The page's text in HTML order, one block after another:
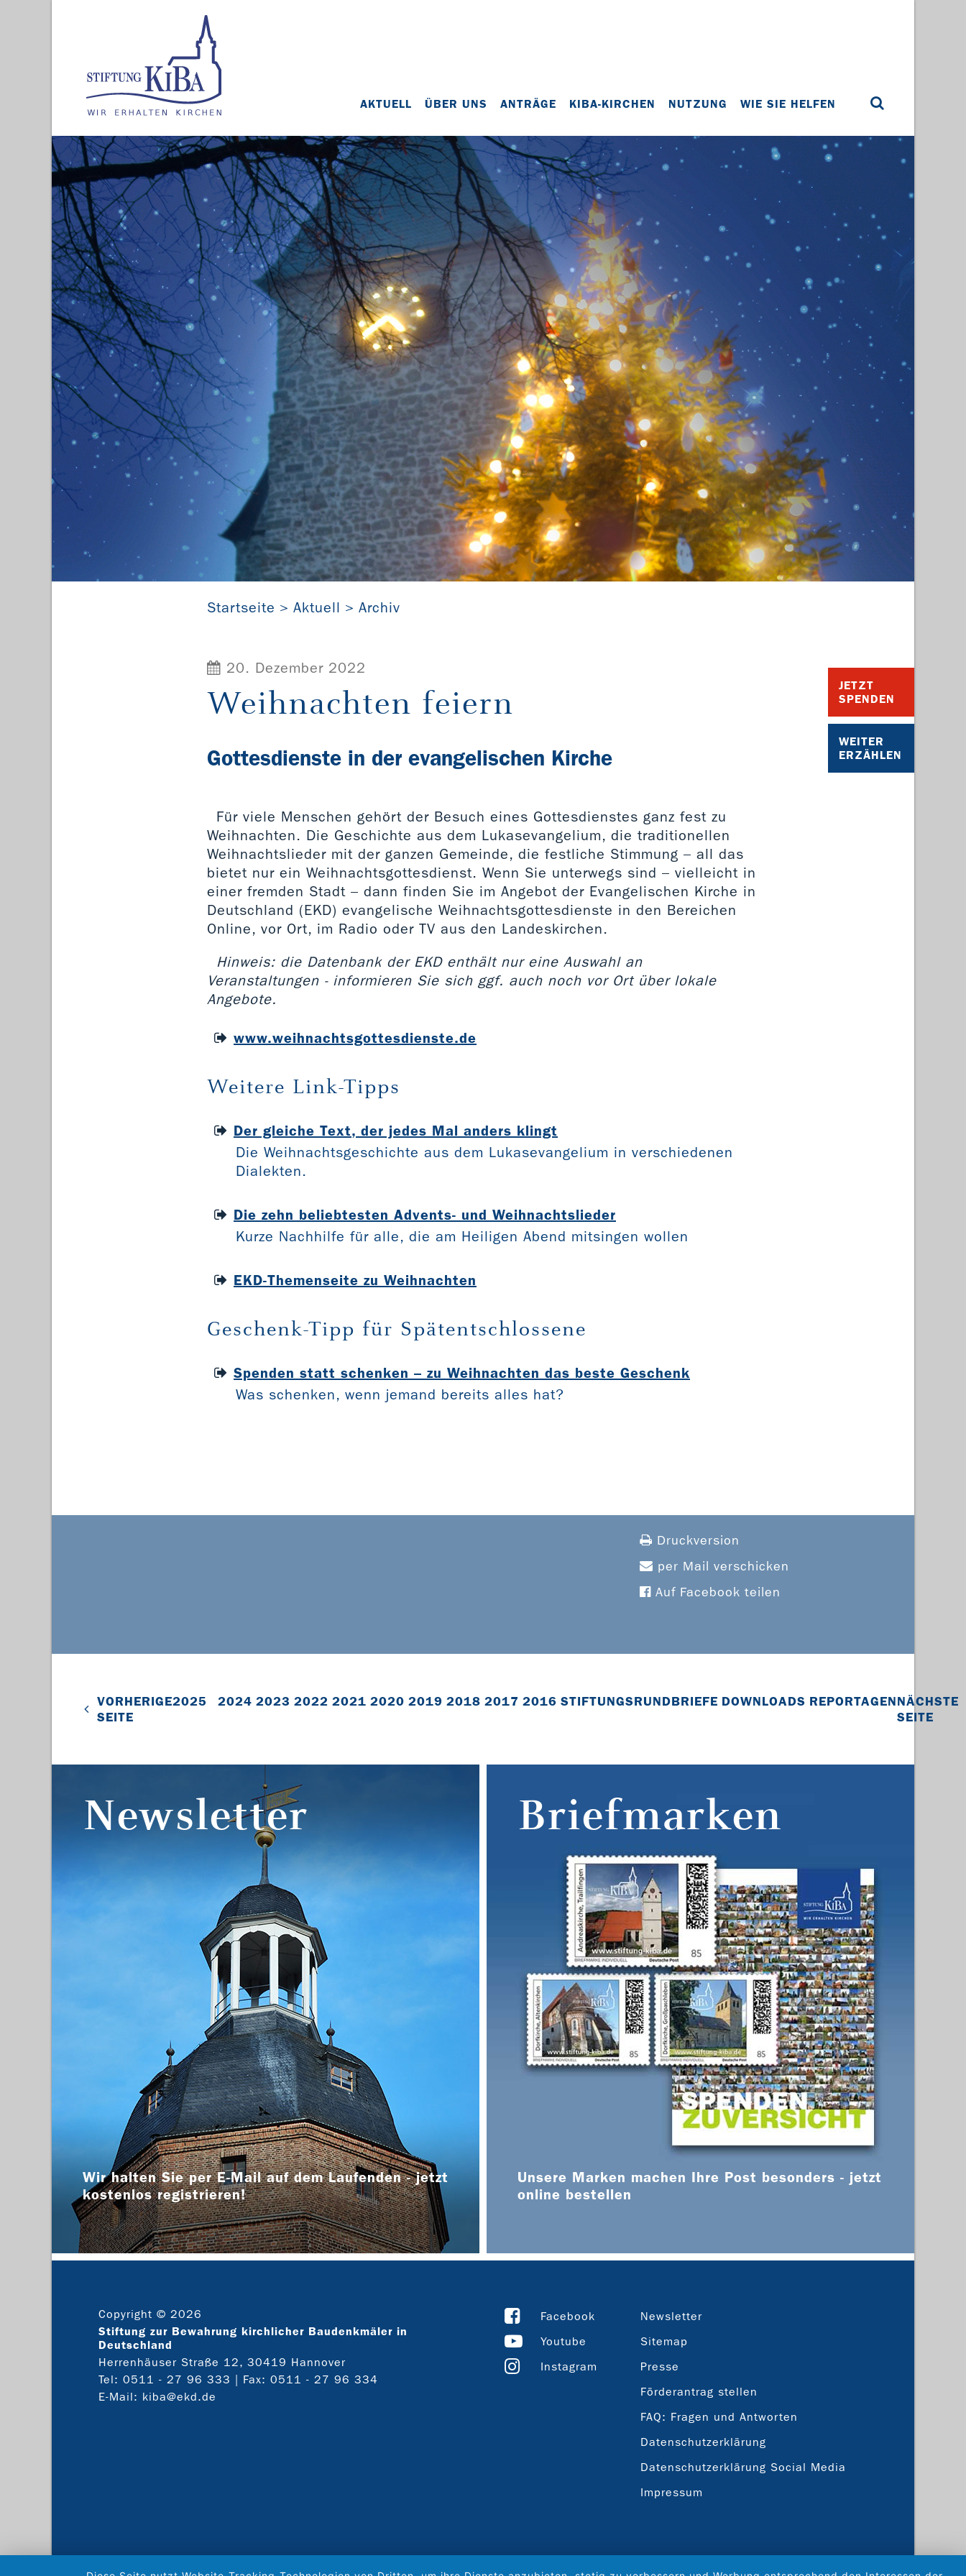
AKTUELL ÜBER UNS ANTRÄGE KIBA-KIRCHEN NUTZUNG WIE SIE HELFEN
„Der Alte vom Berge“ in Witzhelden (Nordrhein-Westfalen)
JETZT
SPENDEN
WEITER
ERZÄHLEN
Startseite Aktuell Archiv
20. Dezember 2022
Weihnachten feiern
Gottesdienste in der evangelischen Kirche
Für viele Menschen gehört der Besuch eines Gottesdienstes ganz fest zu
Weihnachten. Die Geschichte aus dem Lukasevangelium, die traditionellen
Weihnachtslieder mit der ganzen Gemeinde, die festliche Stimmung – all das
bietet nur ein Weihnachtsgottesdienst. Wenn Sie unterwegs sind – vielleicht in
einer fremden Stadt – dann finden Sie im Angebot der Evangelischen Kirche in
Deutschland (EKD) evangelische Weihnachtsgottesdienste in den Bereichen
Online, vor Ort, im Radio oder TV aus den Landeskirchen.
Hinweis: die Datenbank der EKD enthält nur eine Auswahl an
Veranstaltungen - informieren Sie sich ggf. auch noch vor Ort über lokale
Angebote.
www.weihnachtsgottesdienste.de
Weitere Link-Tipps
Der gleiche Text, der jedes Mal anders klingt
Die Weihnachtsgeschichte aus dem Lukasevangelium in verschiedenen
Dialekten.
Die zehn beliebtesten Advents- und Weihnachtslieder
Kurze Nachhilfe für alle, die am Heiligen Abend mitsingen wollen
EKD-Themenseite zu Weihnachten
Geschenk-Tipp für Spätentschlossene
Spenden statt schenken – zu Weihnachten das beste Geschenk
Was schenken, wenn jemand bereits alles hat?
Druckversion
per Mail verschicken
Auf Facebook teilen
VORHERIGE
SEITE
2025 2024 2023 2022 2021 2020 2019 2018 2017 2016 STIFTUNGSRUNDBRIEFE DOWNLOADS REPORTAGENNÄCHSTE
SEITE
Newsletter
Wir halten Sie per E-Mail auf dem Laufenden - jetzt
kostenlos registrieren!
Briefmarken
Unsere Marken machen Ihre Post besonders - jetzt
online bestellen
Copyright © 2026
Stiftung zur Bewahrung kirchlicher Baudenkmäler in
Deutschland
Herrenhäuser Straße 12, 30419 Hannover
Tel: 0511 - 27 96 333 | Fax: 0511 - 27 96 334
E-Mail: kiba@ekd.de
Facebook
Youtube
Instagram
Newsletter
Sitemap
Presse
Förderantrag stellen
FAQ: Fragen und Antworten
Datenschutzerklärung
Datenschutzerklärung Social Media
Impressum